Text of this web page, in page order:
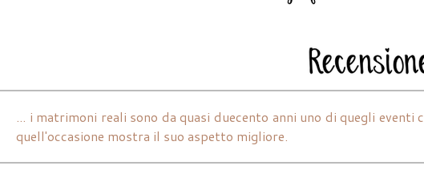
... i matrimoni reali sono da quasi duecento anni uno di quegli
quell'occasione mostra il suo aspetto migliore.